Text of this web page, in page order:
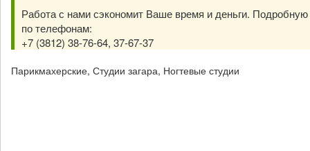
Работа с нами сэкономит Ваше время и деньги.
по телефонам:
+7 (3812) 38-76-64, 37-67-37
Парикмахерские, Студии загара, Ногтевые студии